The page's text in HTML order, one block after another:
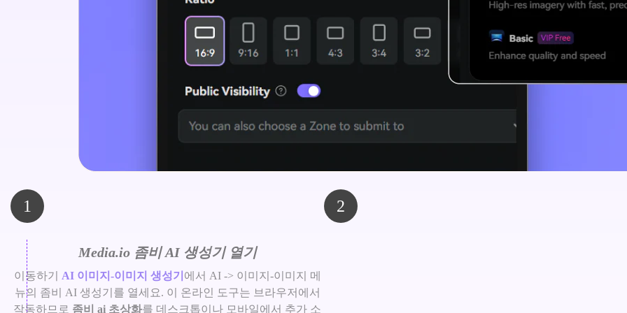
1 2
Media.io 좀비 AI 생성기 열기
이동하기 AI 이미지-이미지 생성기 에서 AI -> 이미지-이미지 메
뉴의 좀비 AI 생성기를 열세요. 이 온라인 도구는 브라우저에서
작동하므로 좀비 ai 초상화를 데스크톱이나 모바일에서 추가 소